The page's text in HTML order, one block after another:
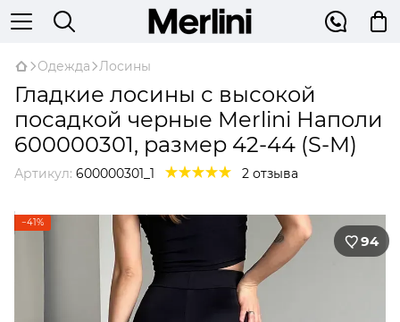
Одежда Лосины
Гладкие лосины с высокой
посадкой черные Merlini Наполи
600000301, размер 42-44 (S-M)
Артикул: 600000301_1 2 отзыва
−41%
94